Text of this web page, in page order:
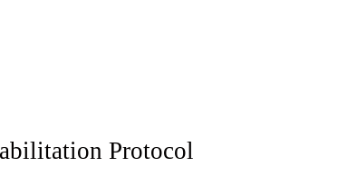
Protocol